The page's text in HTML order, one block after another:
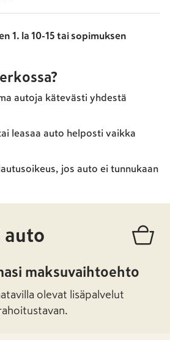
1. la 10-15 tai sopimuksen
autoja kätevästi yhdestä
leasaa auto helposti vaikka
jos auto ei tunnukaan
auto
maksuvaihtoehto
olevat lisäpalvelut